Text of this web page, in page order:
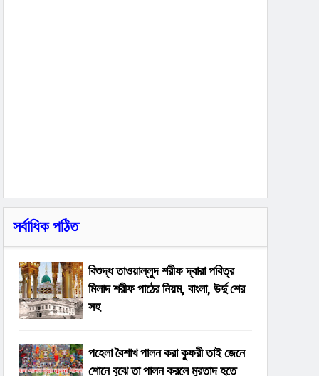
সর্বাধিক পঠিত
বিশুদ্ধ তাওয়াল্লুদ শরীফ দ্বারা পবিত্র
মিলাদ শরীফ পাঠের নিয়ম, বাংলা, উর্দু শের
সহ
পহেলা বৈশাখ পালন করা কুফরী তাই জেনে
শোনে বুঝে তা পালন করলে মুরতাদ হতে